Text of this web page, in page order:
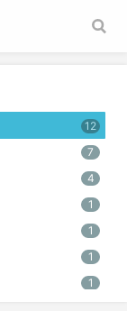
1
12
7
4
1
1
1
1